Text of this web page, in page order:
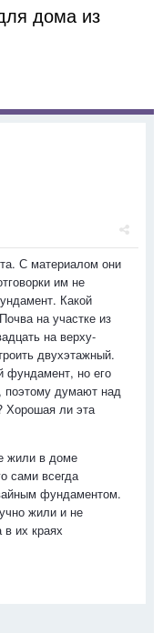
дома из
С материалом они
им не
Какой
на участке из
на верху-
двухэтажный.
фундамент, но его
поэтому думают над
Хорошая ли эта
жили в доме
сами всегда
фундаментом.
жили и не
в их краях